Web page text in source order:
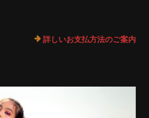
詳しいお支払方法のご案内